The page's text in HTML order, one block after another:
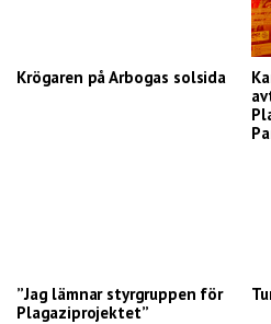
Krögaren på Arbogas solsida
”Jag lämnar styrgruppen för
Plagaziprojektet”